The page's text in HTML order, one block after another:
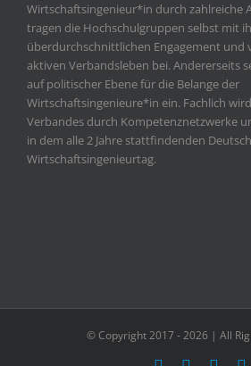
Wirtschaftsingenieur*in durch zahlreiche
tragen die Hochschulgruppen selbst mit
überdurchschnittlichen Engagement und
aktiven Verbandsleben bei. Andererseits
auf politischer Ebene für die Belange der
Wirtschaftsingenieure*in ein. Fachlich
Verbandes durch Kompetenznetzwerke
in dem alle 2 Jahre stattfindenden
Wirtschaftsingenieurtag.
© Copyright 2017 -2026 | All